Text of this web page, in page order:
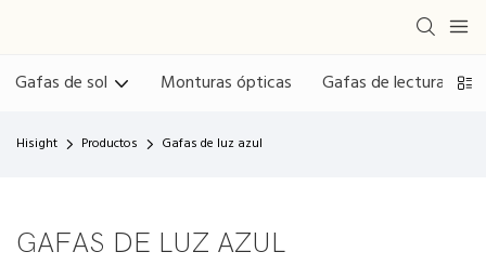
Gafas de sol Monturas ópticas Gafas de lectura
Hisight Productos Gafas de luz azul
GAFAS DE LUZ AZUL